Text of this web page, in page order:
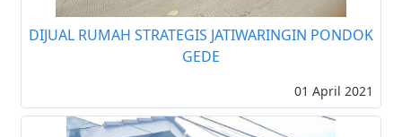
DIJUAL RUMAH STRATEGIS JATIWARINGIN PONDOK
GEDE
01 April 2021